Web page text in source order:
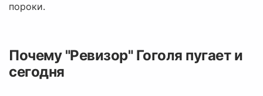
пороки.
Почему "Ревизор" Гоголя пугает и
сегодня